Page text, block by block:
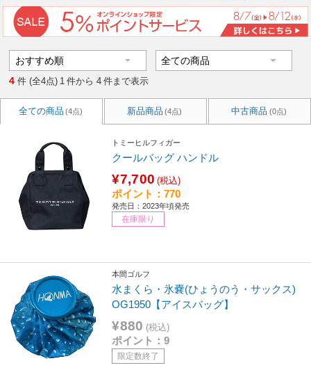
4 件 (全4点) 1 件から 4 件まで表示
全ての商品 (4点) 新品商品 (4点) 中古商品 (0点)
トミーヒルフィガー
クールバッグ ハンドル
¥7,700 (税込)
ポイント：770
発売日：2023年頃発売
在庫限り
本間ゴルフ
水まくら・氷嚢(ひょうのう・サックス)
OG1950【アイスバッグ】
¥880 (税込)
ポイント：9
限定数終了